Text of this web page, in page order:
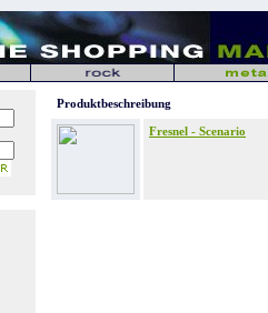
Produktbeschreibung
Fresnel - Scenario